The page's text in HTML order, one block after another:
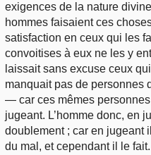
exigences de la nature
hommes faisaient ces
satisfaction en ceux qui les
convoitises à eux ne les y
laissait sans excuse ceux
manquait pas de personnes
— car ces mêmes
jugeant. L’homme donc, en
doublement ; car en jugeant
du mal, et cependant il le